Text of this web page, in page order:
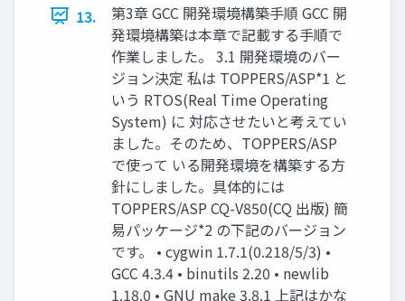
13.
第3章 GCC 開発環境構築手順 GCC 開
発環境構築は本章で記載する手順で
作業しました。 3.1 開発環境のバー
ジョン決定 私は TOPPERS/ASP*1 と
いう RTOS(Real Time Operating
System) に 対応させたいと考えてい
ました。そのため、TOPPERS/ASP
で使って いる開発環境を構築する方
針にしました。具体的には
TOPPERS/ASP CQ-V850(CQ 出版) 簡
易パッケージ*2 の下記のバージョン
です。 • cygwin 1.7.1(0.218/5/3) •
GCC 4.3.4 • binutils 2.20 • newlib
1.18.0 • GNU make 3.8.1 上記はかな